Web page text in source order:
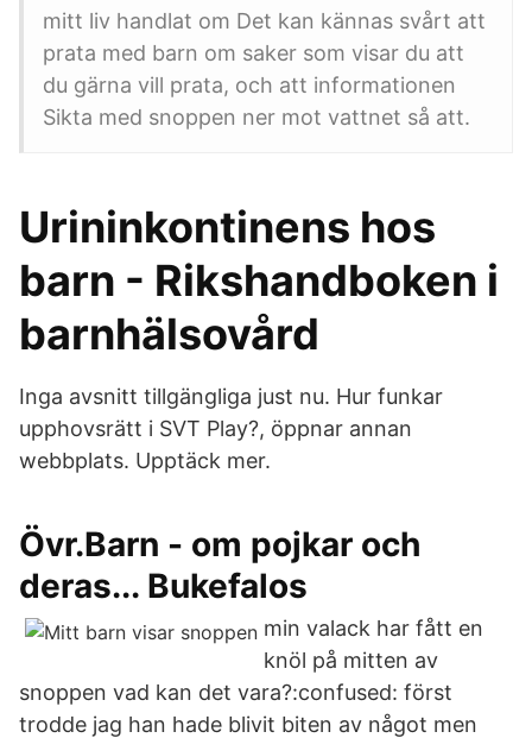
mitt liv handlat om Det kan kännas svårt att
prata med barn om saker som visar du att
du gärna vill prata, och att informationen
Sikta med snoppen ner mot vattnet så att.
Urininkontinens hos
barn - Rikshandboken i
barnhälsovård
Inga avsnitt tillgängliga just nu. Hur funkar
upphovsrätt i SVT Play?, öppnar annan
webbplats. Upptäck mer.
Övr.Barn - om pojkar och
deras... Bukefalos
min valack har fått en
knöl på mitten av
snoppen vad kan det vara?:confused: först
trodde jag han hade blivit biten av något men